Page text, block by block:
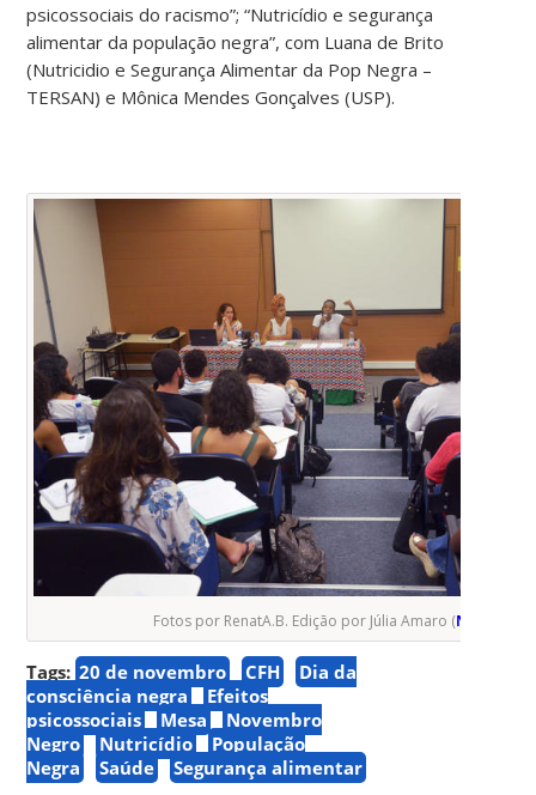
psicossociais do racismo”; “Nutricídio e segurança
alimentar da população negra”, com Luana de Brito
(Nutricidio e Segurança Alimentar da Pop Negra –
TERSAN) e Mônica Mendes Gonçalves (USP).
Fotos por RenatA.B. Edição por Júlia Amaro (NUVEM
Tags: 20 de novembro CFH
Dia da
consciência negra
Efeitos
psicossociais
Mesa
Novembro
Negro
Nutricídio
População
Negra
Saúde Segurança alimentar